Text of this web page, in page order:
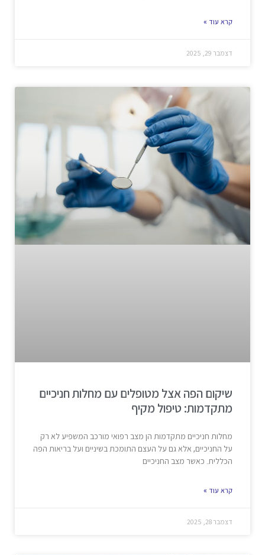
קרא עוד »
דצמבר 29, 2025
שיקום הפה אצל מטופלים עם מחלות חניכיים
מתקדמות: טיפול מקיף
מחלות חניכיים מתקדמות הן מצב רפואי מורכב המשפיע לא רק
על החניכיים, אלא גם על העצם התומכת בשיניים ועל בריאות הפה
הכללית. כאשר מצב החניכיים
קרא עוד »
דצמבר 28, 2025